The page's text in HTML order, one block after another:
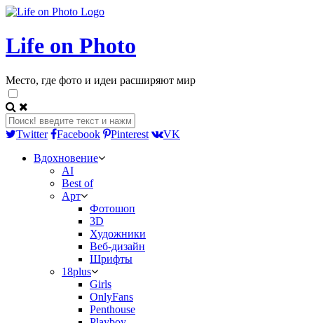
Life on Photo
Место, где фото и идеи расширяют мир
Twitter Facebook Pinterest
VK
Вдохновение
AI
Best of
Арт
Фотошоп
3D
Художники
Веб-дизайн
Шрифты
18plus
Girls
OnlyFans
Penthouse